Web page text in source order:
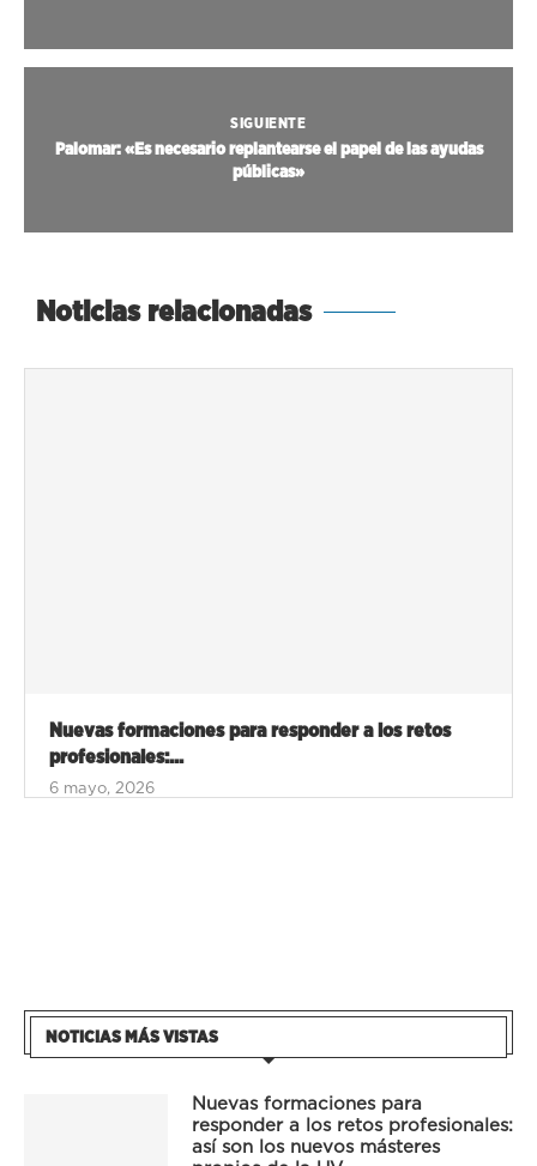
SIGUIENTE
Palomar: «Es necesario replantearse el papel de las ayudas
públicas»
Noticias relacionadas
Nuevas formaciones para responder a los retos
profesionales:...
6 mayo, 2026
NOTICIAS MÁS VISTAS
Nuevas formaciones para
responder a los retos profesionales:
así son los nuevos másteres